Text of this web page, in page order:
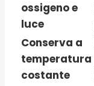
ossigeno e
luce
Conserva a
temperatura
costante